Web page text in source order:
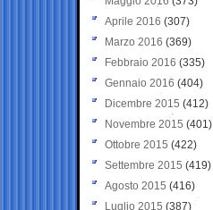
Aprile 2016 (307)
Marzo 2016 (369)
Febbraio 2016 (335)
Gennaio 2016 (404)
Dicembre 2015 (412)
Novembre 2015 (401)
Ottobre 2015 (422)
Settembre 2015 (419)
Agosto 2015 (416)
Luglio 2015 (387)